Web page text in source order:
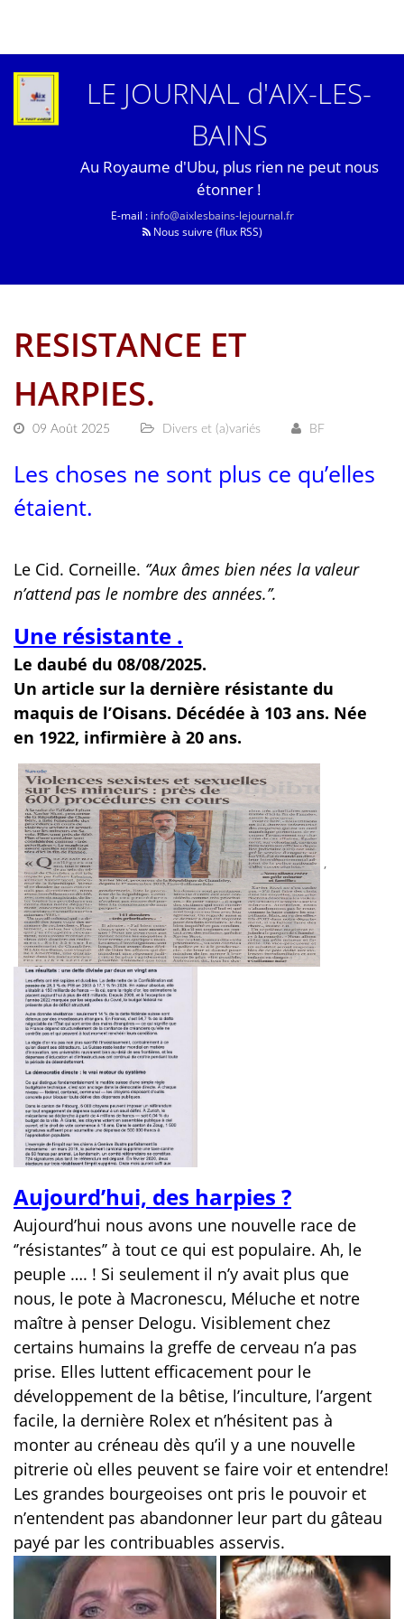
LE JOURNAL d'AIX-LES-
BAINS
Au Royaume d'Ubu, plus rien ne peut nous
étonner !
E-mail : info@aixlesbains-lejournal.fr
Nous suivre (flux RSS)
RESISTANCE ET
HARPIES.
09 Août 2025 Divers et (a)variés BF
Les choses ne sont plus ce qu’elles
étaient.
Le Cid. Corneille. ‘’Aux âmes bien nées la valeur
n’attend pas le nombre des années.’’.
Une résistante .
Le daubé du 08/08/2025.
Un article sur la dernière résistante du
maquis de l’Oisans. Décédée à 103 ans. Née
en 1922, infirmière à 20 ans.
,
Aujourd’hui, des harpies ?
Aujourd’hui nous avons une nouvelle race de
‘’résistantes’’ à tout ce qui est populaire. Ah, le
peuple …. ! Si seulement il n’y avait plus que
nous, le pote à Macronescu, Méluche et notre
maître à penser Delogu. Visiblement chez
certains humains la greffe de cerveau n’a pas
prise. Elles luttent efficacement pour le
développement de la bêtise, l’inculture, l’argent
facile, la dernière Rolex et n’hésitent pas à
monter au créneau dès qu’il y a une nouvelle
pitrerie où elles peuvent se faire voir et entendre!
Les grandes bourgeoises ont pris le pouvoir et
n’entendent pas abandonner leur part du gâteau
payé par les contribuables asservis.